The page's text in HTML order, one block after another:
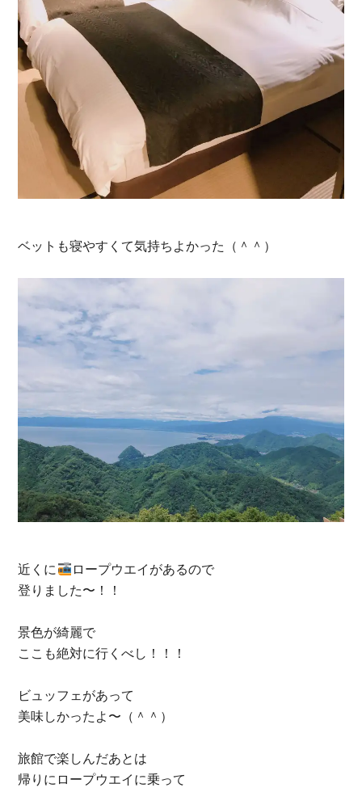
ベットも寝やすくて気持ちよかった（＾＾）
近くに
ロープウエイがあるので
登りました〜！！
景色が綺麗で
ここも絶対に行くべし！！！
ビュッフェがあって
美味しかったよ〜（＾＾）
旅館で楽しんだあとは
帰りにロープウエイに乗って